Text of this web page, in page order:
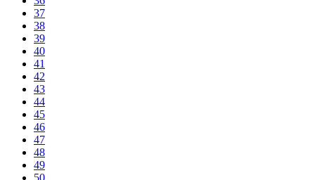
37
38
39
40
41
42
43
44
45
46
47
48
49